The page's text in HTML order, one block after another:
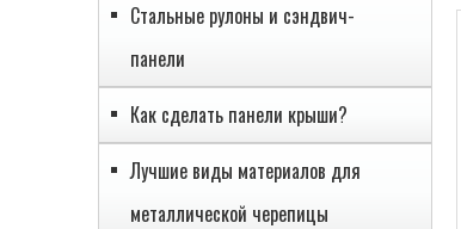
Стальные рулоны и сэндвич-
панели
Как сделать панели крыши?
Лучшие виды материалов для
металлической черепицы